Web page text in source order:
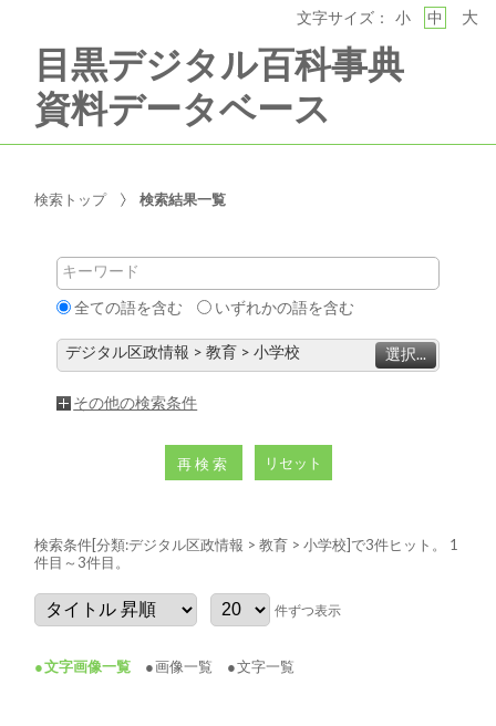
目黒デジタル百科事典
資料データベース
文字サイズ： 小 中 大
検索トップ 検索結果一覧
キーワード
全ての語を含む いずれかの語を含む
デジタル区政情報 > 教育 > 小学校 選択...
その他の検索条件
再検索 リセット
検索条件[分類:デジタル区政情報 > 教育 > 小学校]で3件ヒット 。 1
件目～3件目 。
件ずつ表示
文字画像一覧 画像一覧 文字一覧